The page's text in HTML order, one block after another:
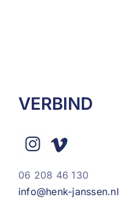
VERBIND
06 208 46 130
info@henk-janssen.nl